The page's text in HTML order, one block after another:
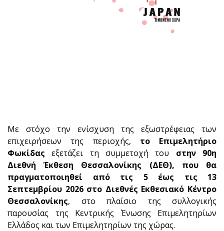
Με στόχο την ενίσχυση της εξωστρέφειας των
επιχειρήσεων της περιοχής, το
Επιμελητήριο
Φωκίδαςεξετάζει τη συμμετοχή του στην 90η
Διεθνή Έκθεση Θεσσαλονίκης (ΔΕΘ), που θα
πραγματοποιηθεί από τις 5 έως τις 13
Σεπτεμβρίου 2026 στο Διεθνές Εκθεσιακό Κέντρο
Θεσσαλονίκης, στο πλαίσιο της συλλογικής
παρουσίας της Κεντρικής Ένωσης Επιμελητηρίων
Ελλάδος και των Επιμελητηρίων της χώρας.